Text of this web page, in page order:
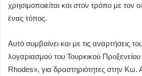
χρησιμοποιείται και στον τρόπο με τον
ένας τόπος.
Αυτό συμβαίνει και με τις αναρτήσεις
λογαριασμού του Τουρκικού
Rhodes», για δραστηριότητες στην Κω.